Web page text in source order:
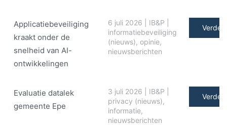
Applicatiebeveiliging
kraakt onder de
snelheid van AI-
ontwikkelingen
6 juli 2026 IB&P
informatiebeveiliging
(nieuws), opinie,
nieuwsberichten
Verder
Evaluatie datalek
gemeente Epe
3 juli 2026 IB&P
privacy (nieuws),
informatie,
nieuwsberichten
Verder